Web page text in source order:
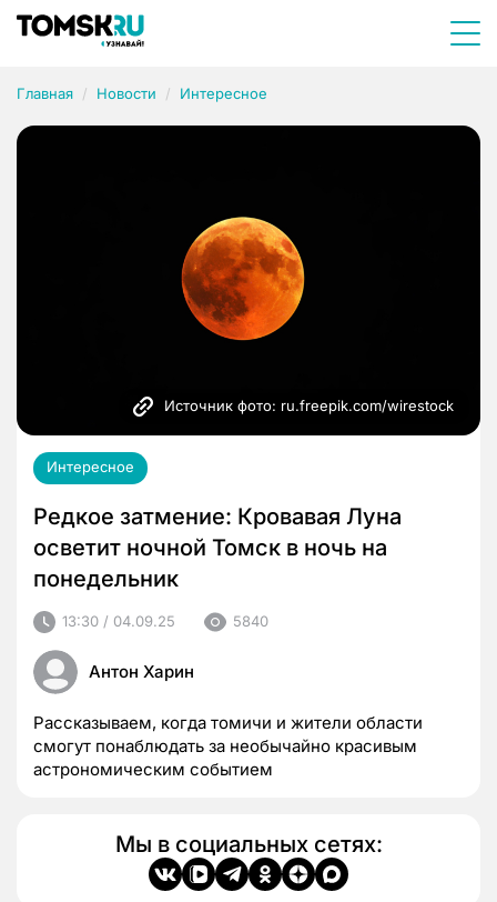
Главная Новости Интересное
Источник фото: ru.freepik.com/wirestock
Интересное
Редкое затмение: Кровавая Луна
осветит ночной Томск в ночь на
понедельник
13:30 / 04.09.25 5840
Антон Харин
Рассказываем, когда томичи и жители области
смогут понаблюдать за необычайно красивым
астрономическим событием
Мы в социальных сетях: